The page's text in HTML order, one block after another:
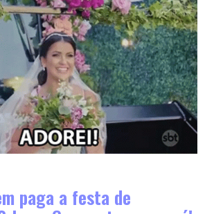
paga a festa de